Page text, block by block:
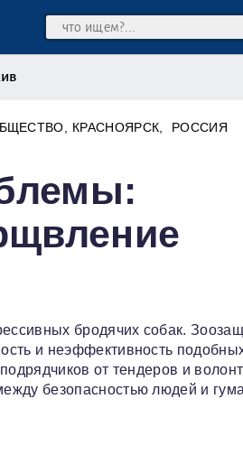
КРАСНОЯРСК
РОССИЯ
бродячих собак.
и неэффективность
от тендеров и
безопасностью людей и